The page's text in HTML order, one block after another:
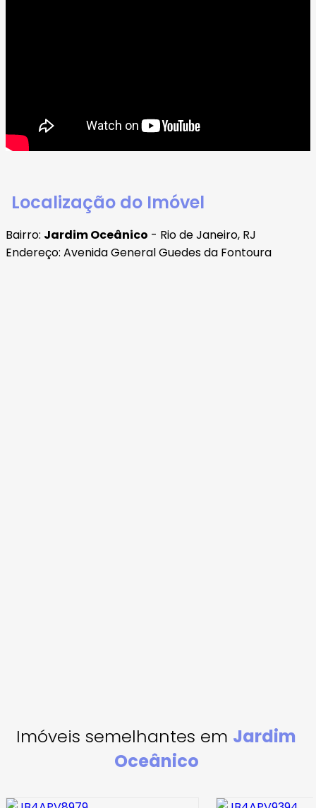
Localização do Imóvel
Bairro: Jardim Oceânico - Rio de Janeiro, RJ
Endereço: Avenida General Guedes da Fontoura
Imóveis semelhantes em Jardim
Oceânico